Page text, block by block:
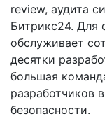
review, аудита
Битрикс24. Для
обслуживает
десятки
большая
разработчиков
безопасности.